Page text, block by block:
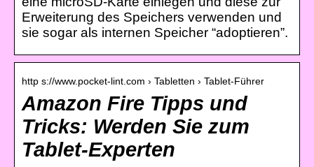
Erweiterung des Speichers verwenden und
sie sogar als internen Speicher “adoptieren”.
http s://www.pocket-lint.com › Tabletten › Tablet-Führer
Amazon Fire Tipps und
Tricks: Werden Sie zum
Tablet-Experten